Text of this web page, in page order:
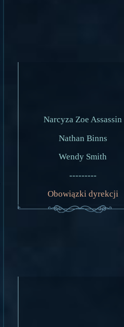
Narcyza Zoe Assassin
Nathan Binns
Wendy Smith
---------
Obowiązki dyrekcji